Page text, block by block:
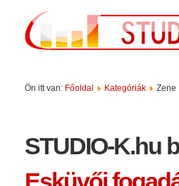
Ön itt van: Főoldal Kategóriák Zene
STUDIO-K.hu